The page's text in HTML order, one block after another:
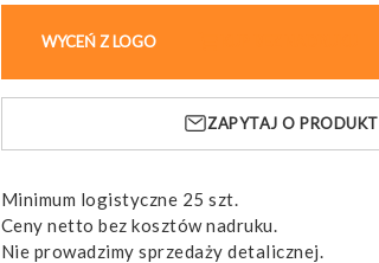
Antystres
Pianka,
65x110x65
WYCEŃ Z LOGO
ZAPYTAJ O PRODUKT
Minimum logistyczne 25 szt.
Ceny netto bez kosztów nadruku.
Nie prowadzimy sprzedaży detalicznej.